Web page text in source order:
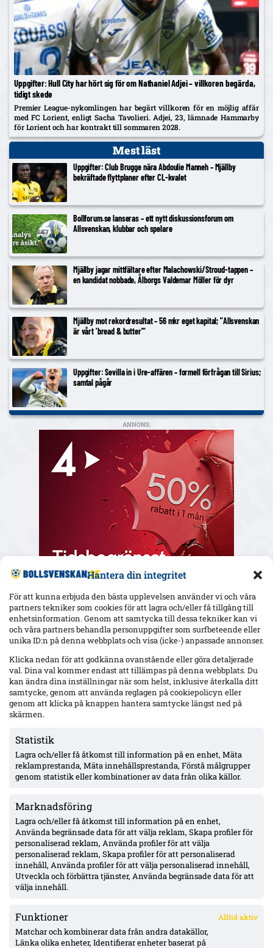
Hantera din integritet
För att kunna erbjuda den bästa upplevelsen använder vi och våra
partners tekniker som cookies för att lagra och/eller få tillgång till
enhetsinformation. Genom att samtycka till dessa tekniker kan vi
och våra partners behandla personuppgifter som surfbeteende eller
unika ID:n på denna webbplats och visa (icke-) anpassade annonser.
Klicka nedan för att godkänna ovanstående eller göra detaljerade
val. Dina val kommer endast att tillämpas på denna webbplats. Du
kan ändra dina inställningar när som helst, inklusive återkalla ditt
samtycke, genom att använda reglagen på cookiepolicyn eller
genom att klicka på knappen hantera samtycke längst ned på
skärmen.
Statistik
Lagra och/eller få åtkomst till information på en enhet, Mäta
reklamprestanda, Mäta innehållsprestanda, Förstå målgrupper
genom statistik eller kombinationer av data från olika källor.
Marknadsföring
Lagra och/eller få åtkomst till information på en enhet,
Använda begränsade data för att välja reklam, Skapa profiler för
personaliserad reklam, Använda profiler för att välja
personaliserad reklam, Skapa profiler för att personaliserad
innehåll, Använda profiler för att välja personaliserad innehåll,
Utveckla och förbättra tjänster, Använda begränsade data för att
välja innehåll.
Funktioner Alltid aktiv
Matchar och kombinerar data från andra datakällor,
Länka olika enheter, Identifierar enheter baserat på
Uppgifter: Hull City har hört sig för om Nathaniel Adjei – villkoren begärda,
tidigt skede
Premier League-nykomlingen har begärt villkoren för en möjlig affär
med FC Lorient, enligt Sacha Tavolieri. Adjei, 23, lämnade Hammarby
för Lorient och har kontrakt till sommaren 2028.
Mest läst
Uppgifter: Club Brugge nära Abdoulie Manneh – Mjällby
bekräftade flyttplaner efter CL-kvalet
Bollforum.se lanseras – ett nytt diskussionsforum om
Allsvenskan, klubbar och spelare
Mjällby jagar mittfältare efter Malachowski/Stroud-tappen –
en kandidat nobbade, Ålborgs Valdemar Möller för dyr
Mjällby mot rekordresultat – 56 mkr eget kapital; ”Allsvenskan
är vårt ’bread & butter'”
Uppgifter: Sevilla in i Ure-affären – formell förfrågan till Sirius;
samtal pågår
ANNONS:
Senaste
GAIS-anfallaren under kontrakt till 2028
Raków vill värva Djuric – MFF-mittbacken nobbar sommarflytt:
Uppgifter: Hull City har hört sig för om Nathaniel Adjei –
villkoren begärda, tidigt skede
Officiellt: Kalmar FF lånar ut Abdi Sabriye till FF Jaro –
säsongen ut
Officiellt: Degerfors värvar Karim Boutera – kontrakt till
sommaren 2030, spelklar mot Malmö
ÖVERSIKT
Nyheter & Reportage